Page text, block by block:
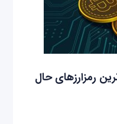
رمزارزهای حال